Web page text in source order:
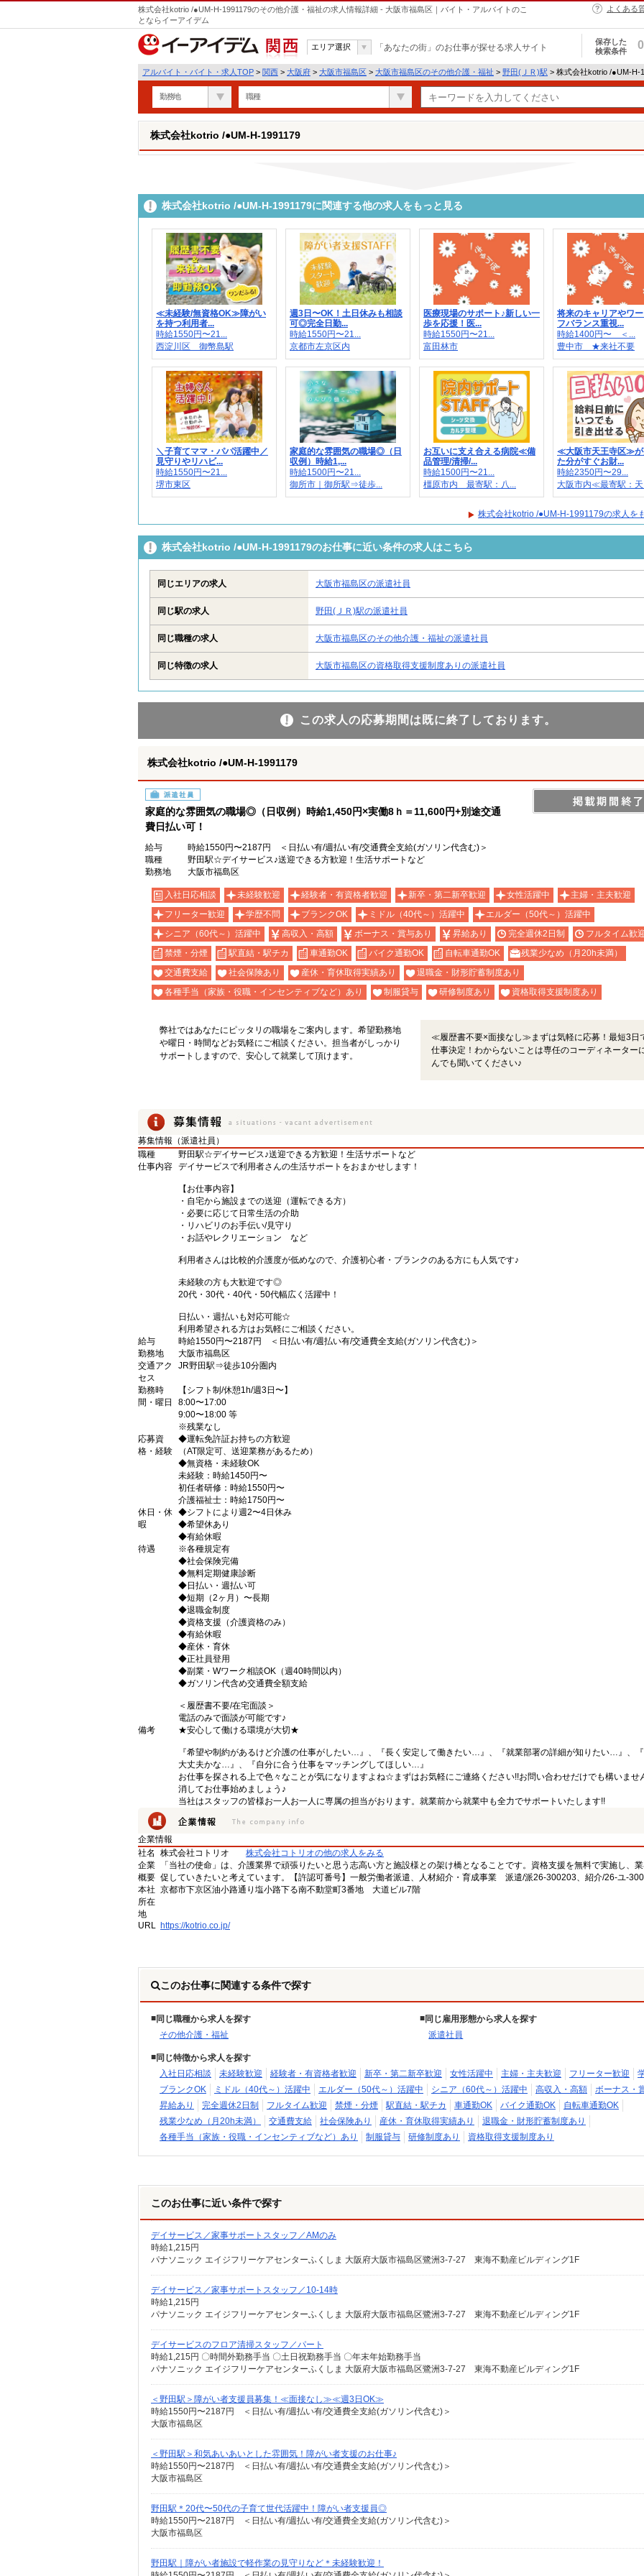
株式会社kotrio /●UM-H-1991179のその他介護・福祉の求人情報詳細 - 大阪市福島区｜バイト・アルバイトのこ
とならイーアイデム
よくある
関西
エリア選択 「あなたの街」のお仕事が探せる求人サイト
保存した
検索条件
0
アルバイト・バイト・求人TOP > 関西 > 大阪府 > 大阪市福島区 > 大阪市福島区のその他介護・福祉 > 野田(ＪＲ)駅 > 株式会社kotrio /●UM-H-
勤務地 職種
株式会社kotrio /●UM-H-1991179
株式会社kotrio /●UM-H-1991179に関連する他の求人をもっと見る
≪未経験/無資格OK≫障がい
を持つ利用者...
時給1550円〜21...
西淀川区 御幣島駅
週3日〜OK！土日休みも相談
可◎完全日勤...
時給1550円〜21...
京都市左京区内
医療現場のサポート♪新しい一
歩を応援！医...
時給1550円〜21...
富田林市
将来のキャリアやワ
フバランス重視...
時給1400円〜 ＜...
豊中市 ★来社不要
＼子育てママ・パパ活躍中／
見守りやリハビ...
時給1550円〜21...
堺市東区
家庭的な雰囲気の職場◎（日
収例）時給1,...
時給1500円〜21...
御所市｜御所駅⇒徒歩...
お互いに支え合える病院≪備
品管理/清掃/...
時給1500円〜21...
橿原市内 最寄駅：八...
≪大阪市天王寺区≫が
た分がすぐお財...
時給2350円〜29...
大阪市内≪最寄駅：天
株式会社kotrio /●UM-H-1991179の求人を
株式会社kotrio /●UM-H-1991179のお仕事に近い条件の求人はこちら
同じエリアの求人 大阪市福島区の派遣社員
同じ駅の求人 野田(ＪＲ)駅の派遣社員
同じ職種の求人 大阪市福島区のその他介護・福祉の派遣社員
同じ特徴の求人 大阪市福島区の資格取得支援制度ありの派遣社員
この求人の応募期間は既に終了しております。
株式会社kotrio /●UM-H-1991179
派遣社員
家庭的な雰囲気の職場◎（日収例）時給1,450円×実働8ｈ＝11,600円+別途交通
費日払い可！
給与
時給1550円〜2187円 ＜日払い有/週払い有/交通費全支給(ガソリン代含む)＞
職種
野田駅☆デイサービス♪送迎できる方歓迎！生活サポートなど
勤務地
大阪市福島区
入社日応相談 未経験歓迎 経験者・有資格者歓迎 新卒・第二新卒歓迎 女性活躍中
主婦・主夫歓迎
フリーター歓迎
学歴不問 ブランクOK ミドル（40代～）活躍中
エルダー（50代～）活躍中
シニア（60代～）活躍中
高収入・高額 ボーナス・賞与あり 昇給あり 完全週休2日制
フルタイム歓
禁煙・分煙
駅直結・駅チカ 車通勤OK バイク通勤OK 自転車通勤OK
残業少なめ（月20h未満）
交通費支給
社会保険あり 産休・育休取得実績あり
退職金・財形貯蓄制度あり
各種手当（家族・役職・インセンティブなど）あり
制服貸与 研修制度あり 資格取得支援制度あり
弊社ではあなたにピッタリの職場をご案内します。希望勤務地
や曜日・時間などお気軽にご相談ください。担当者がしっかり
サポートしますので、安心して就業して頂けます。
≪履歴書不要×面接なし≫まずは気軽に応募！最短3日
仕事決定！わからないことは専任のコーディネーター
んでも聞いてください♪
募集情報（派遣社員）
職種
野田駅☆デイサービス♪送迎できる方歓迎！生活サポートなど
仕事内容 デイサービスで利用者さんの生活サポートをおまかせします！
【お仕事内容】
・自宅から施設までの送迎（運転できる方）
・必要に応じて日常生活の介助
・リハビリのお手伝い/見守り
・お話やレクリエーション など
利用者さんは比較的介護度が低めなので、介護初心者・ブランクのある方にも人気です♪
未経験の方も大歓迎です◎
20代・30代・40代・50代幅広く活躍中！
日払い・週払いも対応可能☆
利用希望される方はお気軽にご相談ください。
給与
時給1550円〜2187円 ＜日払い有/週払い有/交通費全支給(ガソリン代含む)＞
勤務地
大阪市福島区
交通アク
セス
JR野田駅⇒徒歩10分圏内
勤務時
間・曜日
【シフト制/休憩1h/週3日〜】
8:00〜17:00
9:00〜18:00 等
※残業なし
応募資
格・経験
◆運転免許証お持ちの方歓迎
（AT限定可、送迎業務があるため）
◆無資格・未経験OK
未経験：時給1450円〜
初任者研修：時給1550円〜
介護福祉士：時給1750円〜
休日・休
暇
◆シフトにより週2〜4日休み
◆希望休あり
◆有給休暇
待遇
※各種規定有
◆社会保険完備
◆無料定期健康診断
◆日払い・週払い可
◆短期（2ヶ月）〜長期
◆退職金制度
◆資格支援（介護資格のみ）
◆有給休暇
◆産休・育休
◆正社員登用
◆副業・Wワーク相談OK（週40時間以内）
◆ガソリン代含め交通費全額支給
＜履歴書不要/在宅面談＞
電話のみで面談が可能です♪
備考
★安心して働ける環境が大切★
『希望や制約があるけど介護の仕事がしたい…』、『長く安定して働きたい…』、『就業部署の詳細が知りたい…』、
大丈夫かな…』、『自分に合う仕事をマッチングしてほしい…』
お仕事を探される上で色々なことが気になりますよね☆まずはお気軽にご連絡ください!!お問い合わせだけでも構いませ
消してお仕事始めましょう♪
当社はスタッフの皆様お一人お一人に専属の担当がおります。就業前から就業中も全力でサポートいたします!!
企業情報
社名
株式会社コトリオ
株式会社コトリオの他の求人をみる
企業
概要
「当社の使命」は、介護業界で頑張りたいと思う志高い方と施設様との架け橋となることです。資格支援を無料で実施し、
促していきたいと考えています。【許認可番号】一般労働者派遣、人材紹介・育成事業 派遣/派26-300203、紹介/26-ユ-
本社
所在
地
京都市下京区油小路通り塩小路下る南不動堂町3番地 大道ビル7階
URL https://kotrio.co.jp/
このお仕事に関連する条件で探す
同じ職種から求人を探す
その他介護・福祉
同じ雇用形態から求人を探す
派遣社員
同じ特徴から求人を探す
入社日応相談
未経験歓迎 経験者・有資格者歓迎 新卒・第二新卒歓迎 女性活躍中 主婦・主夫歓迎 フリーター歓迎
ブランクOK
ミドル（40代～）活躍中 エルダー（50代～）活躍中 シニア（60代～）活躍中 高収入・高額
ボーナス・
昇給あり
完全週休2日制 フルタイム歓迎 禁煙・分煙 駅直結・駅チカ 車通勤OK バイク通勤OK
自転車通勤OK
残業少なめ（月20h未満）
交通費支給 社会保険あり 産休・育休取得実績あり
退職金・財形貯蓄制度あり
各種手当（家族・役職・インセンティブなど）あり
制服貸与 研修制度あり 資格取得支援制度あり
このお仕事に近い条件で探す
デイサービス／家事サポートスタッフ／AMのみ
時給1,215円
パナソニック エイジフリーケアセンターふくしま 大阪府大阪市福島区鷺洲3-7-27 東海不動産ビルディング1F
デイサービス／家事サポートスタッフ／10-14時
時給1,215円
パナソニック エイジフリーケアセンターふくしま 大阪府大阪市福島区鷺洲3-7-27 東海不動産ビルディング1F
デイサービスのフロア清掃スタッフ／パート
時給1,215円 〇時間外勤務手当 〇土日祝勤務手当 〇年末年始勤務手当
パナソニック エイジフリーケアセンターふくしま 大阪府大阪市福島区鷺洲3-7-27 東海不動産ビルディング1F
＜野田駅＞障がい者支援員募集！≪面接なし≫≪週3日OK≫
時給1550円〜2187円 ＜日払い有/週払い有/交通費全支給(ガソリン代含む)＞
大阪市福島区
＜野田駅＞和気あいあいとした雰囲気！障がい者支援のお仕事♪
時給1550円〜2187円 ＜日払い有/週払い有/交通費全支給(ガソリン代含む)＞
大阪市福島区
野田駅＊20代〜50代の子育て世代活躍中！障がい者支援員◎
時給1550円〜2187円 ＜日払い有/週払い有/交通費全支給(ガソリン代含む)＞
大阪市福島区
野田駅｜障がい者施設で軽作業の見守りなど＊未経験歓迎！